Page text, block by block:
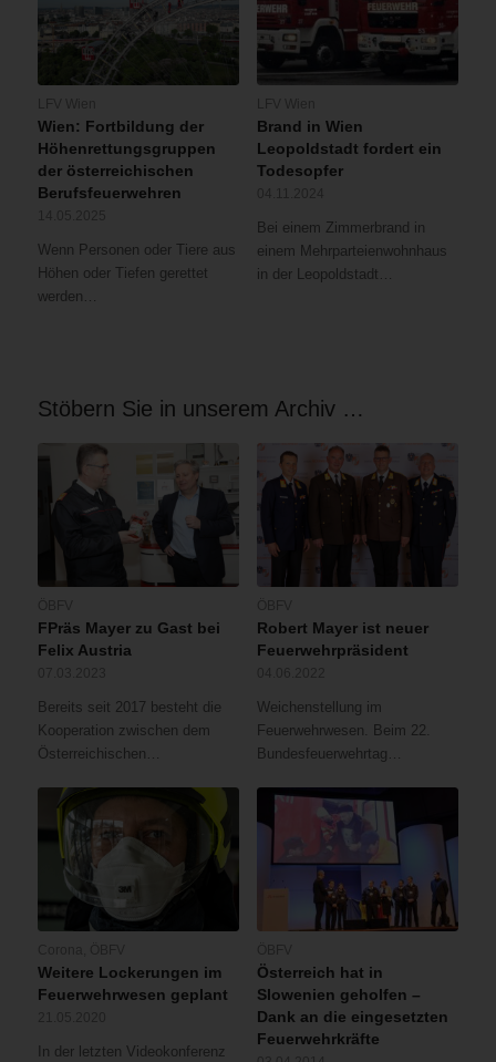
Wien: Fortbildung der
Höhenrettungsgruppen
der österreichischen
Berufsfeuerwehren
Wenn Personen oder Tiere aus
Höhen oder Tiefen gerettet
werden…
Brand in Wien
Leopoldstadt fordert ein
Todesopfer
Bei einem Zimmerbrand in
einem Mehrparteienwohnhaus
in der Leopoldstadt…
Stöbern Sie in unserem Archiv …
FPräs Mayer zu Gast bei
Felix Austria
Bereits seit 2017 besteht die
Kooperation zwischen dem
Österreichischen…
Robert Mayer ist neuer
Feuerwehrpräsident
Weichenstellung im
Feuerwehrwesen. Beim 22.
Bundesfeuerwehrtag…
Weitere Lockerungen im
Feuerwehrwesen geplant
In der letzten Videokonferenz
Österreich hat in
Slowenien geholfen –
Dank an die eingesetzten
Feuerwehrkräfte